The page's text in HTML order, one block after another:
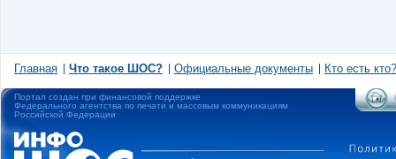
Главная Что такое ШОС? Официальные документы Кто есть кто?
Портал создан при финансовой поддержке
Федерального агентства по печати и массовым коммуникациям
Российской Федерации